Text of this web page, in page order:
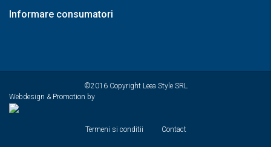
Informare consumatori
©2016 Copyright Leea Style SRL
Webdesign & Promotion by
Termeni si conditii Contact